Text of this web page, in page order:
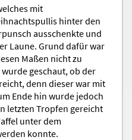
mit
hinter den
ausschenkte und
Laune. Grund dafür war
Maßen nicht zu
geschaut, ob der
denn dieser war mit
Ende hin wurde jedoch
letzten Tropfen gereicht
unter dem
konnte.